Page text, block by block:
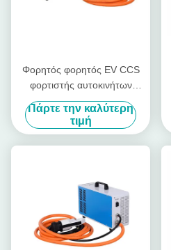
Φορητός φορητός EV CCS
φορτιστής αυτοκινήτων
ΣΥΝΕΧΏΝ CHAdeMo
γρήγορος φορτιστών 15kw
Πάρτε την καλύτερη
τιμή